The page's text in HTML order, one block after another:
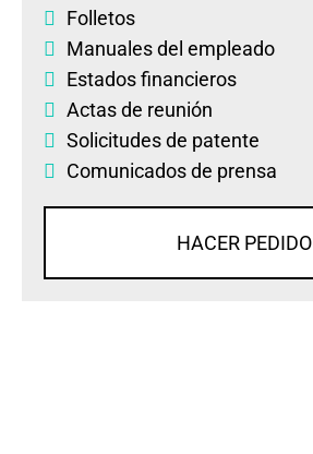
Folletos
Manuales del empleado
Estados financieros
Actas de reunión
Solicitudes de patente
Comunicados de prensa
HACER PEDIDO